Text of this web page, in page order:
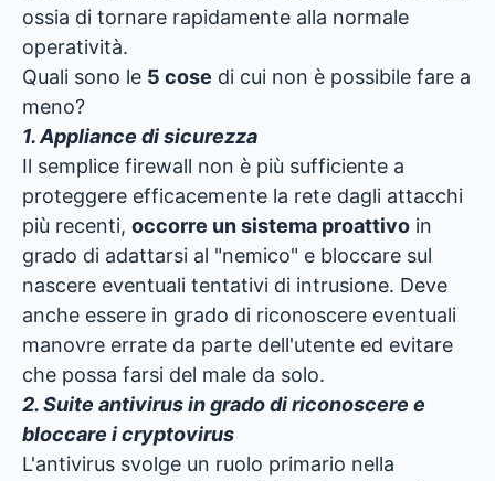
ossia di tornare rapidamente alla normale
operatività.
Quali sono le 5 cose di cui non è possibile fare a
meno?
1. Appliance di sicurezza
Il semplice firewall non è più sufficiente a
proteggere efficacemente la rete dagli attacchi
più recenti, occorre un sistema proattivo in
grado di adattarsi al "nemico" e bloccare sul
nascere eventuali tentativi di intrusione. Deve
anche essere in grado di riconoscere eventuali
manovre errate da parte dell'utente ed evitare
che possa farsi del male da solo.
2. Suite antivirus in grado di riconoscere e
bloccare i cryptovirus
L'antivirus svolge un ruolo primario nella